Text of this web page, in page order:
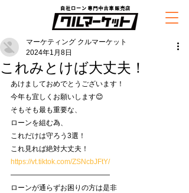
自社ローン専門中古車販売店
これみとけば大丈夫！
マーケティング クルマーケット
2024年1月8日
あけましておめでとうございます！
今年も宜しくお願いします😊
そもそも最も重要な、
ローンを組む為、
これだけは守ろう3選！
これ見れば絶対大丈夫！
https://vt.tiktok.com/ZSNcbJFtY/
——————————————
ローンが通らずお困りの方は是非